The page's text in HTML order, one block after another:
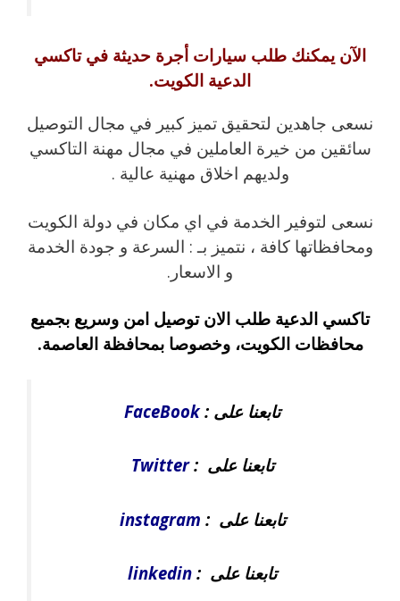
الآن يمكنك طلب سيارات أجرة حديثة في تاكسي
الدعية الكويت.
نسعى جاهدين لتحقيق تميز كبير في مجال التوصيل
سائقين من خيرة العاملين في مجال مهنة التاكسي
ولديهم اخلاق مهنية عالية .
نسعى لتوفير الخدمة في اي مكان في دولة الكويت
ومحافظاتها كافة ، نتميز بـ : السرعة و جودة الخدمة
و الاسعار.
تاكسي الدعية طلب الان توصيل امن وسريع بجميع
محافظات الكويت، وخصوصا بمحافظة العاصمة.
تابعنا على : FaceBook
تابعنا على : Twitter
تابعنا على : instagram
تابعنا على : linkedin